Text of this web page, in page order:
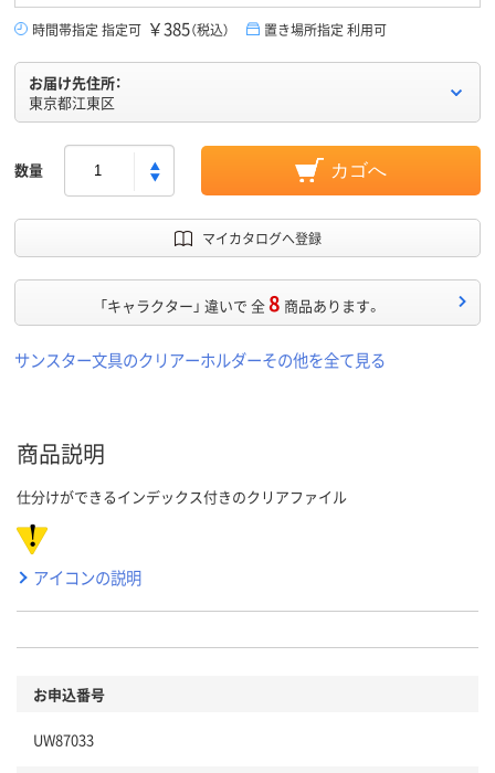
時間帯指定 指定可 ￥385（税込） 置き場所指定 利用可
お届け先住所：
東京都江東区
数量 カゴへ
マイカタログへ登録
「キャラクター」 違いで 全8 商品あります。
サンスター文具のクリアーホルダーその他を全て見る
商品説明
仕分けができるインデックス付きのクリアファイル
アイコンの説明
お申込番号
UW87033